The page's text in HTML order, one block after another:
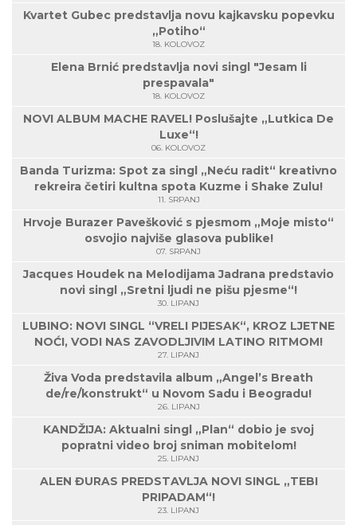
Kvartet Gubec predstavlja novu kajkavsku popevku
„Potiho“
18. KOLOVOZ
Elena Brnić predstavlja novi singl "Jesam li
prespavala"
18. KOLOVOZ
NOVI ALBUM MACHE RAVEL! Poslušajte „Lutkica De
Luxe“!
06. KOLOVOZ
Banda Turizma: Spot za singl „Neću radit“ kreativno
rekreira četiri kultna spota Kuzme i Shake Zulu!
11. SRPANJ
Hrvoje Burazer Pavešković s pjesmom „Moje misto“
osvojio najviše glasova publike!
07. SRPANJ
Jacques Houdek na Melodijama Jadrana predstavio
novi singl „Sretni ljudi ne pišu pjesme“!
30. LIPANJ
LUBINO: NOVI SINGL “VRELI PIJESAK“, KROZ LJETNE
NOĆI, VODI NAS ZAVODLJIVIM LATINO RITMOM!
27. LIPANJ
Živa Voda predstavila album „Angel’s Breath
de/re/konstrukt“ u Novom Sadu i Beogradu!
26. LIPANJ
KANDŽIJA: Aktualni singl „Plan“ dobio je svoj
popratni video broj sniman mobitelom!
25. LIPANJ
ALEN ĐURAS PREDSTAVLJA NOVI SINGL „TEBI
PRIPADAM“!
23. LIPANJ